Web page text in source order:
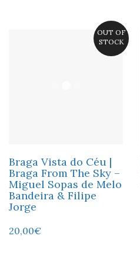
OUT OF
STOCK
Braga Vista do Céu |
Braga From The Sky –
Miguel Sopas de Melo
Bandeira & Filipe
Jorge
20,00€